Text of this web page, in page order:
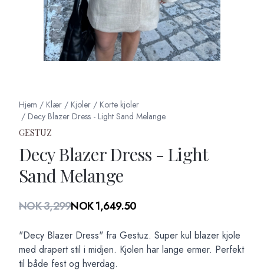
Hjem / Klær / Kjoler / Korte kjoler
/ Decy Blazer Dress - Light Sand Melange
GESTUZ
Decy Blazer Dress - Light
Sand Melange
Produktdetaljer
NOK 3,299NOK 1,649.50
Description
"Decy Blazer Dress" fra Gestuz. Super kul blazer kjole
med drapert stil i midjen. Kjolen har lange ermer. Perfekt
til både fest og hverdag.